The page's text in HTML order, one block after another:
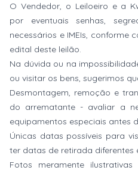
O Vendedor, o Leiloeiro e a
por eventuais senhas,
necessários e IMEIs, conforme
edital deste leilão.
Na dúvida ou na
ou visitar os bens, sugerimos
Desmontagem, remoção e
do arrematante - avaliar a
equipamentos especiais antes
Únicas datas possíveis para
ter datas de retirada diferentes
Fotos meramente